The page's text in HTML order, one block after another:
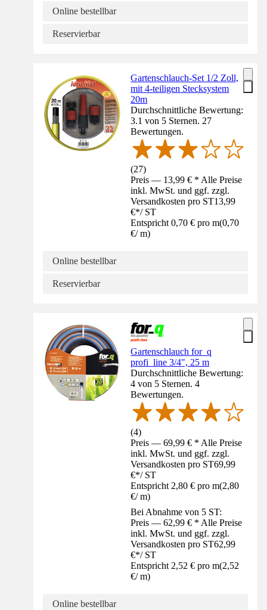
Online bestellbar
Reservierbar
Gartenschlauch-Set 1/2 Zoll,
mit 4-teiligen Stecksystem
20m
Durchschnittliche Bewertung:
3.1 von 5 Sternen. 27
Bewertungen.
(27)
Preis — 13,99 € * Alle Preise
inkl. MwSt. und ggf. zzgl.
Versandkosten pro ST13,99
€*/ ST
Entspricht 0,70 € pro m(0,70
€/ m)
Online bestellbar
Reservierbar
Gartenschlauch for_q
profi_line 3/4", 25 m
Durchschnittliche Bewertung:
4 von 5 Sternen. 4
Bewertungen.
(4)
Preis — 69,99 € * Alle Preise
inkl. MwSt. und ggf. zzgl.
Versandkosten pro ST69,99
€*/ ST
Entspricht 2,80 € pro m(2,80
€/ m)
Bei Abnahme von 5 ST:
Preis — 62,99 € * Alle Preise
inkl. MwSt. und ggf. zzgl.
Versandkosten pro ST62,99
€*/ ST
Entspricht 2,52 € pro m(2,52
€/ m)
Online bestellbar